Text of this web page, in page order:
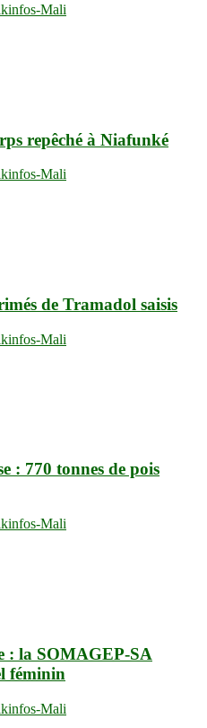
Mali
repêché à Niafunké
Mali
de Tramadol saisis
Mali
: 770 tonnes de pois
Mali
: la SOMAGEP-SA
féminin
Mali